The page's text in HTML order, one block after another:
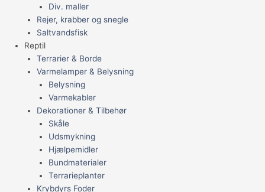
Div. maller
Rejer, krabber og snegle
Saltvandsfisk
Reptil
Terrarier & Borde
Varmelamper & Belysning
Belysning
Varmekabler
Dekorationer & Tilbehør
Skåle
Udsmykning
Hjælpemidler
Bundmaterialer
Terrarieplanter
Krybdyrs Foder